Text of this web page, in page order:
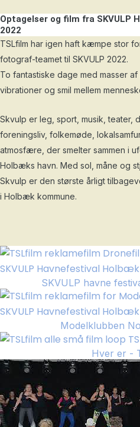
Optagelser og film fra SKVULP
2022
TSLfilm har igen haft kæmpe stor
fotograf-teamet til SKVULP 2022.
To fantastiske dage med masser
vibrationer og smil mellem
Skvulp er leg, sport, musik, teater,
foreningsliv, folkemøde,
atmosfære, der smelter sammen i
Holbæks havn. Med sol, måne og
Skvulp er den største årligt
i Holbæk kommune.
SKVULP havne
Modelklubben
Hver er -